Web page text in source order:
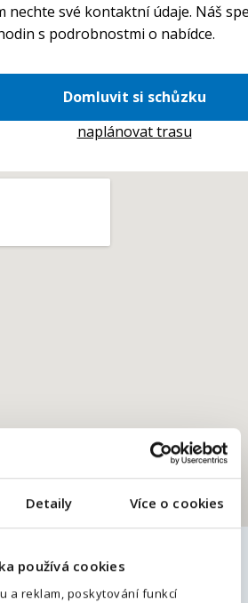
Detaily Více o cookies
používá cookies
a reklam, poskytování funkcí
nechte své kontaktní údaje. Náš
s podrobnostmi o nabídce.
Domluvit si schůzku
naplánovat trasu
pracovní nabídky